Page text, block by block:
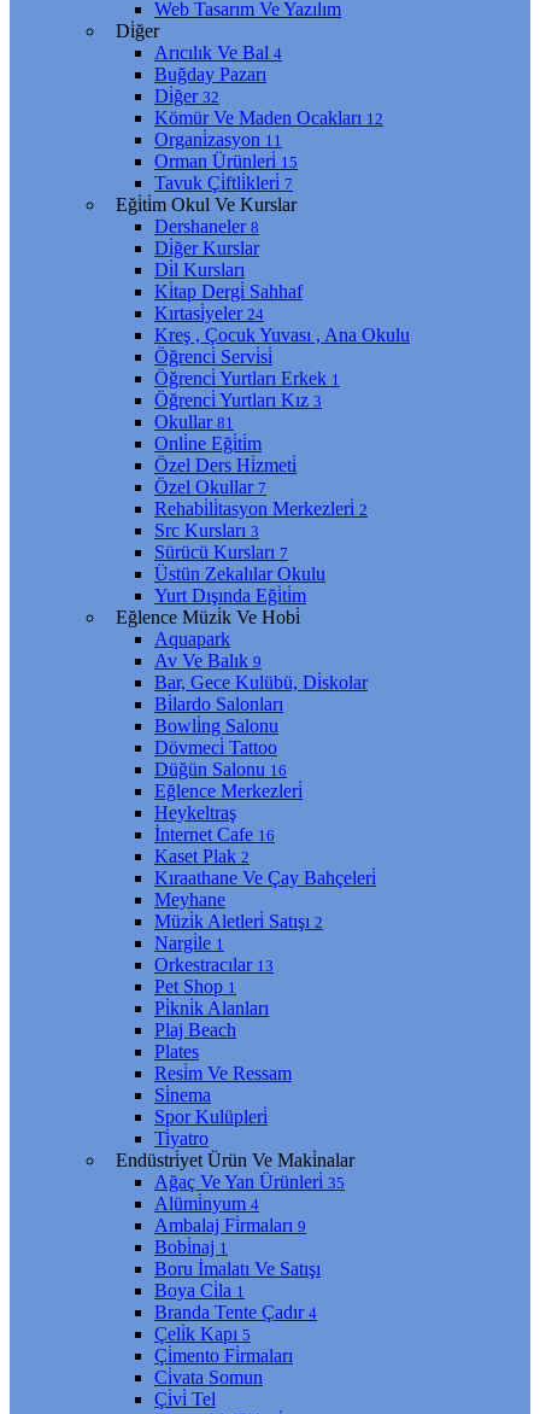
Web Tasarım Ve Yazılım
Di̇ğer
Arıcılık Ve Bal 4
Buğday Pazarı
Di̇ğer 32
Kömür Ve Maden Ocakları 12
Organi̇zasyon 11
Orman Ürünleri̇ 15
Tavuk Çi̇ftli̇kleri̇ 7
Eği̇ti̇m Okul Ve Kurslar
Dershaneler 8
Di̇ğer Kurslar
Di̇l Kursları
Ki̇tap Dergi̇ Sahhaf
Kırtasi̇yeler 24
Kreş , Çocuk Yuvası , Ana Okulu
Öğrenci̇ Servi̇si̇
Öğrenci̇ Yurtları Erkek 1
Öğrenci̇ Yurtları Kız 3
Okullar 81
Onli̇ne Eği̇ti̇m
Özel Ders Hi̇zmeti̇
Özel Okullar 7
Rehabi̇li̇tasyon Merkezleri̇ 2
Src Kursları 3
Sürücü Kursları 7
Üstün Zekalılar Okulu
Yurt Dışında Eği̇ti̇m
Eğlence Müzi̇k Ve Hobi̇
Aquapark
Av Ve Balık 9
Bar, Gece Kulübü, Di̇skolar
Bi̇lardo Salonları
Bowli̇ng Salonu
Dövmeci̇ Tattoo
Düğün Salonu 16
Eğlence Merkezleri̇
Heykeltraş
İnternet Cafe 16
Kaset Plak 2
Kıraathane Ve Çay Bahçeleri̇
Meyhane
Müzi̇k Aletleri̇ Satışı 2
Nargi̇le 1
Orkestracılar 13
Pet Shop 1
Pi̇kni̇k Alanları
Plaj Beach
Plates
Resi̇m Ve Ressam
Si̇nema
Spor Kulüpleri̇
Ti̇yatro
Endüstri̇yet Ürün Ve Maki̇nalar
Ağaç Ve Yan Ürünleri̇ 35
Alümi̇nyum 4
Ambalaj Fi̇rmaları 9
Bobi̇naj 1
Boru İmalatı Ve Satışı
Boya Ci̇la 1
Branda Tente Çadır 4
Çeli̇k Kapı 5
Çi̇mento Fi̇rmaları
Ci̇vata Somun
Çi̇vi̇ Tel